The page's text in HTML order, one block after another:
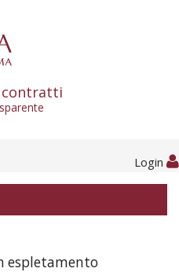
contratti
Login
espletamento